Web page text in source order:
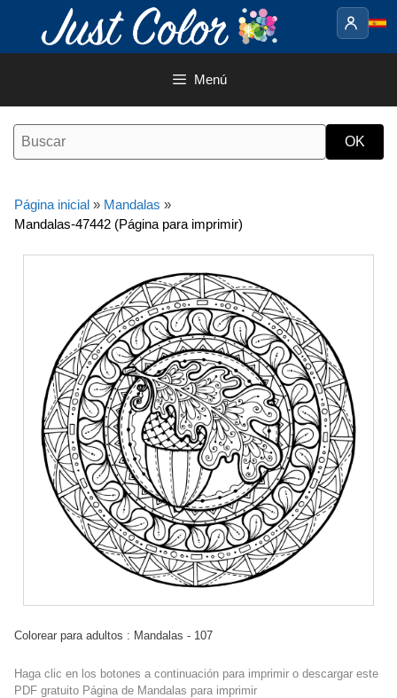
contenido
Menú
Página inicial » Mandalas »
Mandalas-47442 (Página para imprimir)
Colorear para adultos : Mandalas - 107
Haga clic en los botones a continuación para imprimir o descargar este
PDF gratuito Página de Mandalas para imprimir